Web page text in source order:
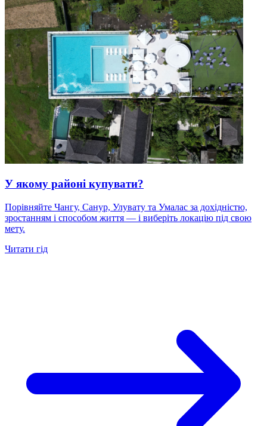
У якому районі купувати?
Порівняйте Чангу, Санур, Улувату та Умалас за дохідністю,
зростанням і способом життя — і виберіть локацію під свою
мету.
Читати гід